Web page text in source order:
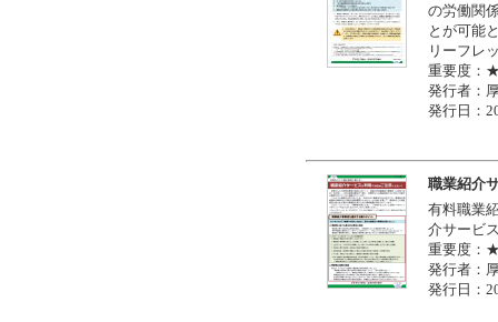
の労働関
とが可能
リーフレ
重要度
発行者：
発行日：
職業紹介
有料職業
介サービ
重要度
発行者：
発行日：